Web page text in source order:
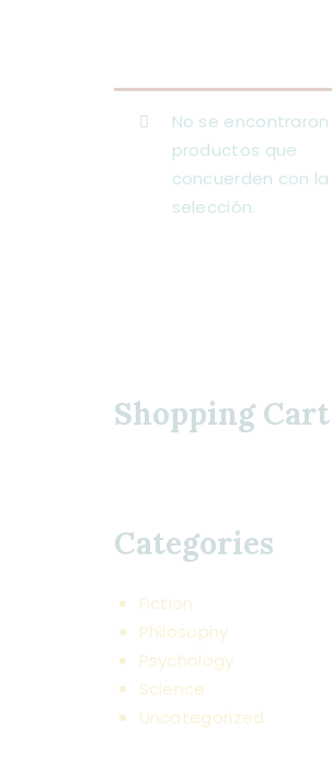
No se encontraron
productos que
concuerden con la
selección.
Shopping Cart
Categories
Fiction
Philosophy
Psychology
Science
Uncategorized